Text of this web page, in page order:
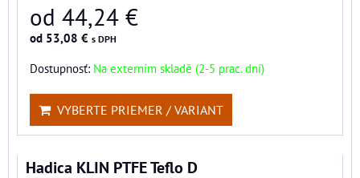
od 44,24 €
od 53,08 € s DPH
Dostupnosť: Na externím skladě (2-5 prac. dní)
VYBERTE PRIEMER / VARIANT
Hadica KLIN PTFE Teflo D